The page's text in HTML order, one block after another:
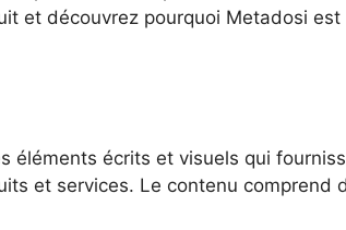
et découvrez pourquoi Metadosi est
éléments écrits et visuels qui
et services. Le contenu comprend